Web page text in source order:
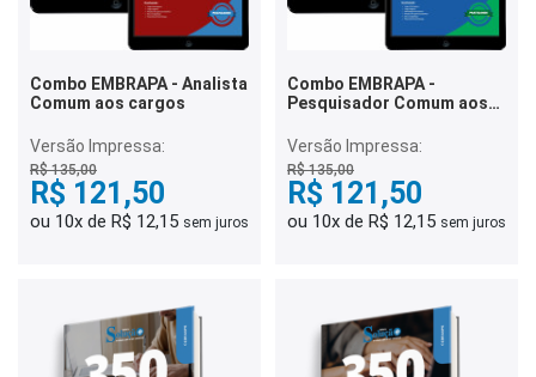
Combo EMBRAPA - Analista
Comum aos cargos
Versão Impressa:
R$ 135,00
R$ 121,50
ou 10x de R$ 12,15 sem juros
Combo EMBRAPA -
Pesquisador Comum aos
Versão Impressa:
R$ 135,00
R$ 121,50
ou 10x de R$ 12,15 sem juros